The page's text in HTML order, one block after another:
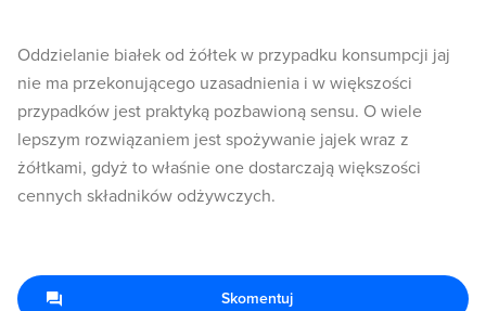
Oddzielanie białek od żółtek w przypadku konsumpcji jaj
nie ma przekonującego uzasadnienia i w większości
przypadków jest praktyką pozbawioną sensu. O wiele
lepszym rozwiązaniem jest spożywanie jajek wraz z
żółtkami, gdyż to właśnie one dostarczają większości
cennych składników odżywczych.
Skomentuj